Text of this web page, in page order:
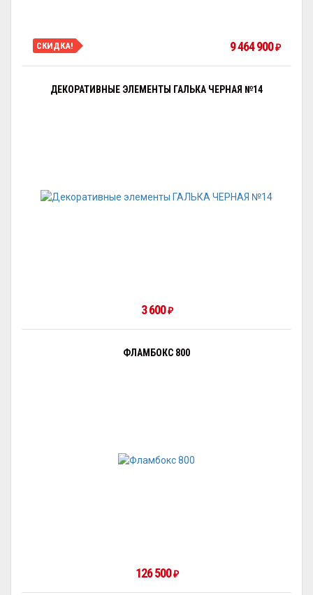
СКИДКА! 9 464 900₽
ДЕКОРАТИВНЫЕ ЭЛЕМЕНТЫ ГАЛЬКА ЧЕРНАЯ №14
3 600₽
ФЛАМБОКС 800
126 500₽